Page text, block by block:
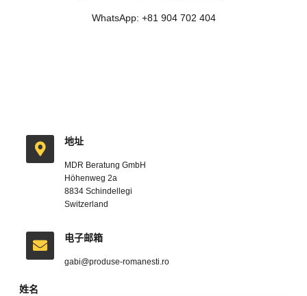
WhatsApp: +81 904 702 404
地址
MDR Beratung GmbH
Höhenweg 2a
8834 Schindellegi
Switzerland
电子邮箱
gabi@produse-romanesti.ro
姓名